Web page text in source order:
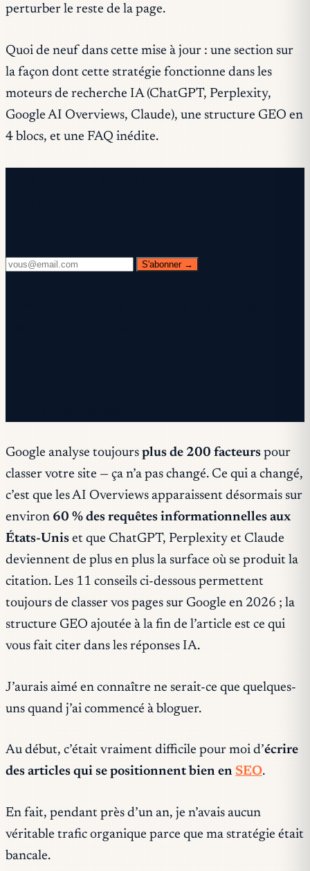
perturber le reste de la page.
Quoi de neuf dans cette mise à jour : une section sur
la façon dont cette stratégie fonctionne dans les
moteurs de recherche IA (ChatGPT, Perplexity,
Google AI Overviews, Claude), une structure GEO en
4 blocs, et une FAQ inédite.
S'abonner →
Google analyse toujours plus de 200 facteurs pour
classer votre site — ça n’a pas changé. Ce qui a changé,
c’est que les AI Overviews apparaissent désormais sur
environ 60 % des requêtes informationnelles aux
États-Unis et que ChatGPT, Perplexity et Claude
deviennent de plus en plus la surface où se produit la
citation. Les 11 conseils ci-dessous permettent
toujours de classer vos pages sur Google en 2026 ; la
structure GEO ajoutée à la fin de l’article est ce qui
vous fait citer dans les réponses IA.
J’aurais aimé en connaître ne serait-ce que quelques-
uns quand j’ai commencé à bloguer.
Au début, c’était vraiment difficile pour moi d’écrire
des articles qui se positionnent bien en SEO.
En fait, pendant près d’un an, je n’avais aucun
véritable trafic organique parce que ma stratégie était
bancale.